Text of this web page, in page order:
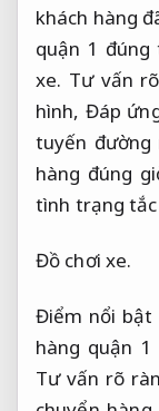
khách hàng
quận 1
xe. Tư vấn
hình, Đáp
tuyến đường
hàng đúng
tình trạng
Đồ chơi xe.
Điểm nổi bật
hàng quận
Tư vấn rõ